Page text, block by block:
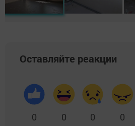
Оставляйте реакции
0 0 0 0